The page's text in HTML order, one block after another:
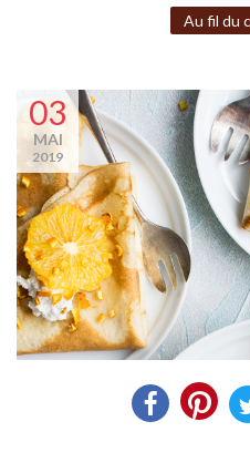
Au fil du
03
MAI
2019